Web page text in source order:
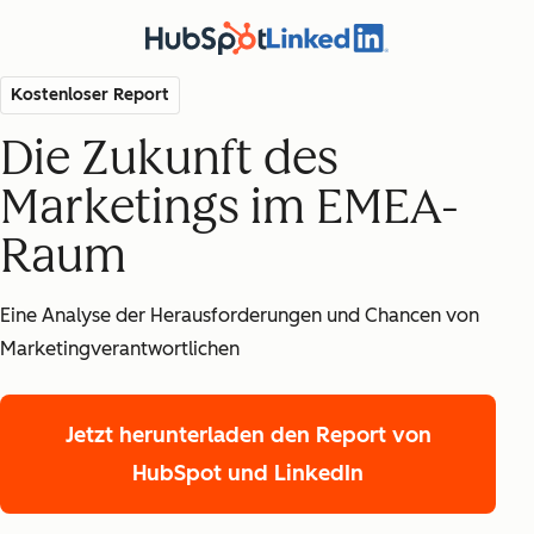
Kostenloser Report
Die Zukunft des
Marketings im EMEA-
Raum
Eine Analyse der Herausforderungen und Chancen von
Marketingverantwortlichen
Jetzt herunterladen den Report von
HubSpot und LinkedIn